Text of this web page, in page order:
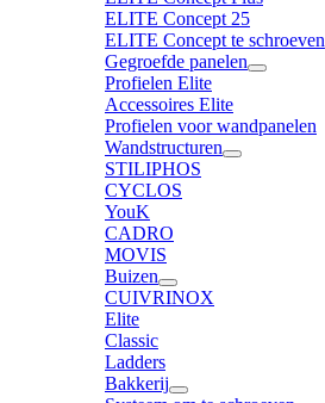
ELITE Concept 25
ELITE Concept te schroeven
Gegroefde panelen
Profielen Elite
Accessoires Elite
Profielen voor wandpanelen
Wandstructuren
STILIPHOS
CYCLOS
YouK
CADRO
MOVIS
Buizen
CUIVRINOX
Elite
Classic
Ladders
Bakkerij